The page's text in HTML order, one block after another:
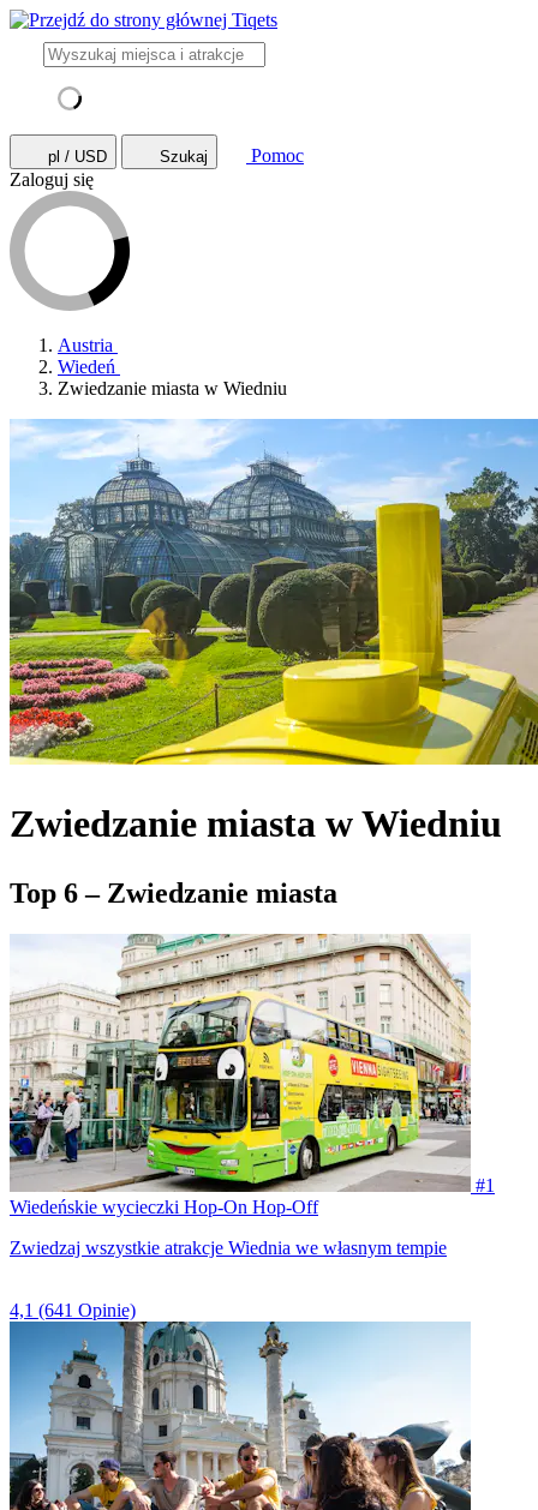
pl / USD Szukaj
Pomoc
Zaloguj się
Austria
Wiedeń
Zwiedzanie miasta w Wiedniu
Zwiedzanie miasta w Wiedniu
Top 6 – Zwiedzanie miasta
#1
Wiedeńskie wycieczki Hop-On Hop-Off
Zwiedzaj wszystkie atrakcje Wiednia we własnym tempie
4,1 (641 Opinie)